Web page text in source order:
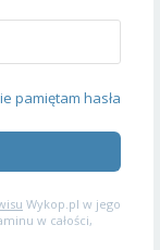
pamiętam hasła
Wykop.pl w jego
w całości,